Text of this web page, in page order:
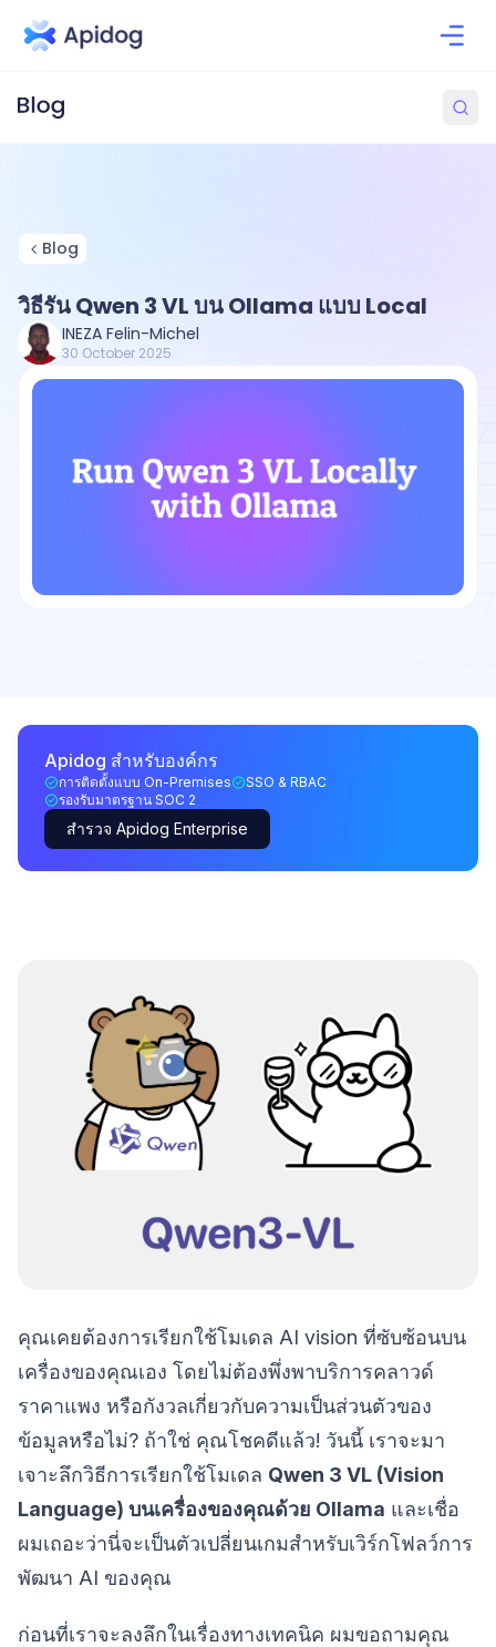
Blog
วิธีรัน Qwen 3 VL บน Ollama แบบ Local
INEZA Felin-Michel
30 October 2025
Apidog สำหรับองค์กร
การติดตั้งแบบ On-Premises
SSO & RBAC
รองรับมาตรฐาน SOC 2
สำรวจ Apidog Enterprise
คุณเคยต้องการเรียกใช้โมเดล AI vision ที่ซับซ้อนบน
เครื่องของคุณเอง โดยไม่ต้องพึ่งพาบริการคลาวด์
ราคาแพง หรือกังวลเกี่ยวกับความเป็นส่วนตัวของ
ข้อมูลหรือไม่? ถ้าใช่ คุณโชคดีแล้ว! วันนี้ เราจะมา
เจาะลึกวิธีการเรียกใช้โมเดล Qwen 3 VL (Vision
Language) บนเครื่องของคุณด้วย Ollama และเชื่อ
ผมเถอะว่านี่จะเป็นตัวเปลี่ยนเกมสำหรับเวิร์กโฟลว์การ
พัฒนา AI ของคุณ
ก่อนที่เราจะลงลึกในเรื่องทางเทคนิค ผมขอถามคุณ